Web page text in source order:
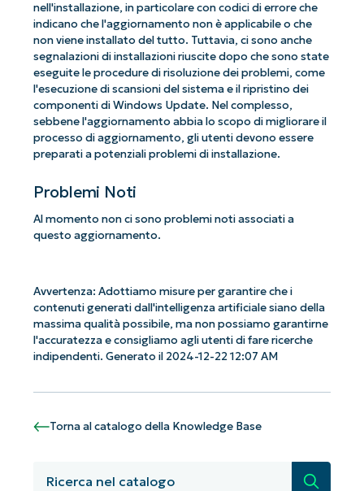
nell'installazione, in particolare con codici di errore che
indicano che l'aggiornamento non è applicabile o che
non viene installato del tutto. Tuttavia, ci sono anche
segnalazioni di installazioni riuscite dopo che sono state
eseguite le procedure di risoluzione dei problemi, come
l'esecuzione di scansioni del sistema e il ripristino dei
componenti di Windows Update. Nel complesso,
sebbene l'aggiornamento abbia lo scopo di migliorare il
processo di aggiornamento, gli utenti devono essere
preparati a potenziali problemi di installazione.
Problemi Noti
Al momento non ci sono problemi noti associati a
questo aggiornamento.
Avvertenza: Adottiamo misure per garantire che i
contenuti generati dall'intelligenza artificiale siano della
massima qualità possibile, ma non possiamo garantirne
l'accuratezza e consigliamo agli utenti di fare ricerche
indipendenti. Generato il 2024-12-22 12:07 AM
Torna al catalogo della Knowledge Base
Ricerca
Iniziate con le analisi KB guidate
accesso completo a tutte le funzionalità.